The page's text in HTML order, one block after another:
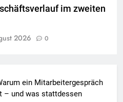
im zweiten
2026 0
ein Mitarbeitergespräch
– und was stattdessen